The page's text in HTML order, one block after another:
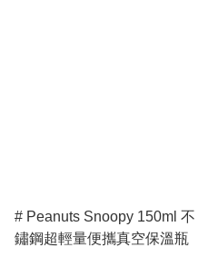
# Peanuts Snoopy 150ml 不
鏽鋼超輕量便攜真空保溫瓶